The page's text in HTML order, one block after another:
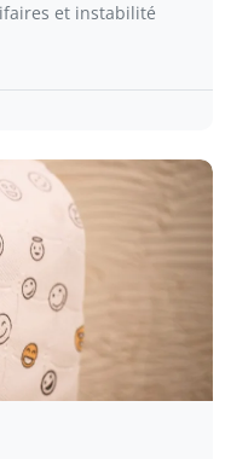
et instabilité